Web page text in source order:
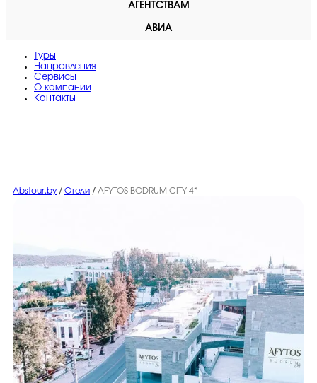
АГЕНТСТВАМ
АВИА
Туры
Направления
Сервисы
O компании
Контакты
Abstour.by / Отели / AFYTOS BODRUM CITY 4*